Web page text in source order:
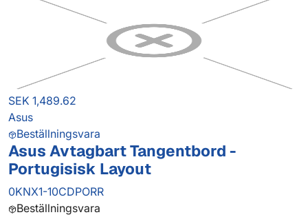
SEK 1,489.62
Asus
Beställningsvara
Asus Avtagbart Tangentbord -
Portugisisk Layout
0KNX1-10CDPORR
Beställningsvara